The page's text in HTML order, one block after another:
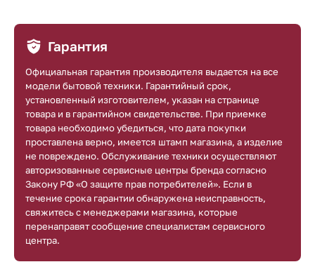
Гарантия
Официальная гарантия производителя выдается на все
модели бытовой техники. Гарантийный срок,
установленный изготовителем, указан на странице
товара и в гарантийном свидетельстве. При приемке
товара необходимо убедиться, что дата покупки
проставлена верно, имеется штамп магазина, а изделие
не повреждено. Обслуживание техники осуществляют
авторизованные сервисные центры бренда согласно
Закону РФ «О защите прав потребителей». Если в
течение срока гарантии обнаружена неисправность,
свяжитесь с менеджерами магазина, которые
перенаправят сообщение специалистам сервисного
центра.